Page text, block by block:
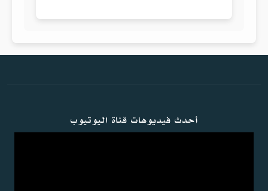
أحدث فيديوهات قناة اليوتيوب